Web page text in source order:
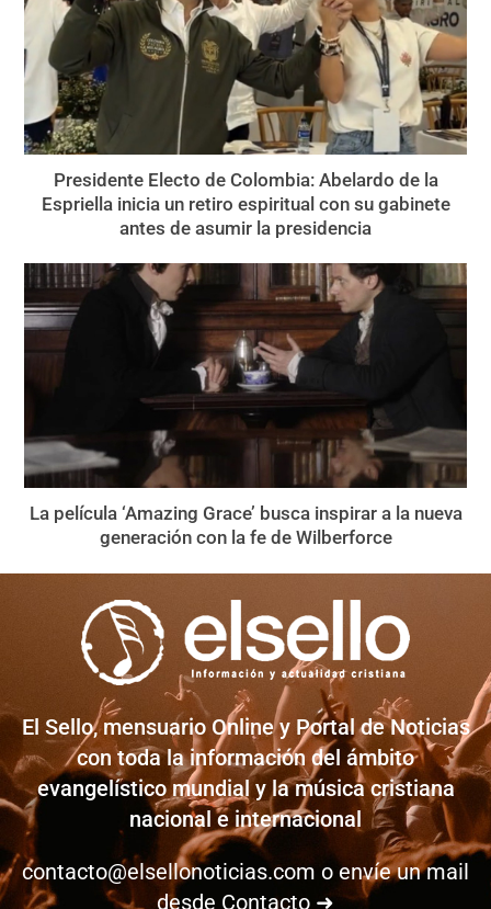
Presidente Electo de Colombia: Abelardo de la
Espriella inicia un retiro espiritual con su gabinete
antes de asumir la presidencia
La película ‘Amazing Grace’ busca inspirar a la nueva
generación con la fe de Wilberforce
El Sello, mensuario Online y Portal de Noticias
con toda la información del ámbito
evangelístico mundial y la música cristiana
nacional e internacional
contacto@elsellonoticias.com o envíe un mail
desde Contacto ➜